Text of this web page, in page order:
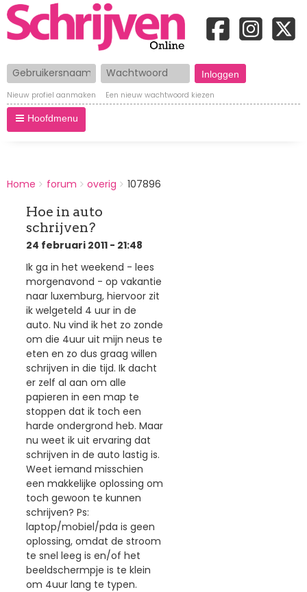
Gebruikersnaam Wachtwoord
Nieuw profiel aanmaken Een nieuw wachtwoord kiezen
Hoofdmenu
BREADCRUMBS
You
here:
Home forum overig 107896
Hoe in auto
schrijven?
24 februari 2011 - 21:48
Ik ga in het weekend - lees
morgenavond - op vakantie
naar luxemburg, hiervoor zit
ik welgeteld 4 uur in de
auto. Nu vind ik het zo zonde
om die 4uur uit mijn neus te
eten en zo dus graag willen
schrijven in die tijd. Ik dacht
er zelf al aan om alle
papieren in een map te
stoppen dat ik toch een
harde ondergrond heb. Maar
nu weet ik uit ervaring dat
schrijven in de auto lastig is.
Weet iemand misschien
een makkelijke oplossing om
toch gewoon te kunnen
schrijven? Ps:
laptop/mobiel/pda is geen
oplossing, omdat de stroom
te snel leeg is en/of het
beeldschermpje is te klein
om 4uur lang te typen.